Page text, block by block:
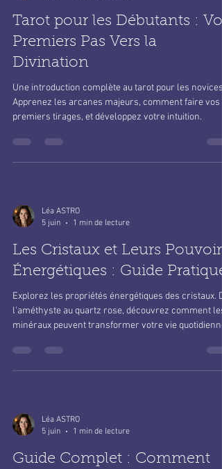
Tarot pour les Débutants : Vos
Premiers Pas Vers la
Divination
Une introduction complète au tarot pour les novices.
Apprenez les arcanes majeurs, comment faire vos
premiers tirages, et développez votre intuition.
Léa ASTRO
5 juin
1 min de lecture
Les Cristaux et Leurs Pouvoirs
Énergétiques : Guide Pratique
Explorez les propriétés énergétiques des cristaux.
l'améthyste au quartz rose, découvrez comment les
minéraux peuvent transformer votre vie quotidienne.
Léa ASTRO
5 juin
1 min de lecture
Guide Complet : Comment